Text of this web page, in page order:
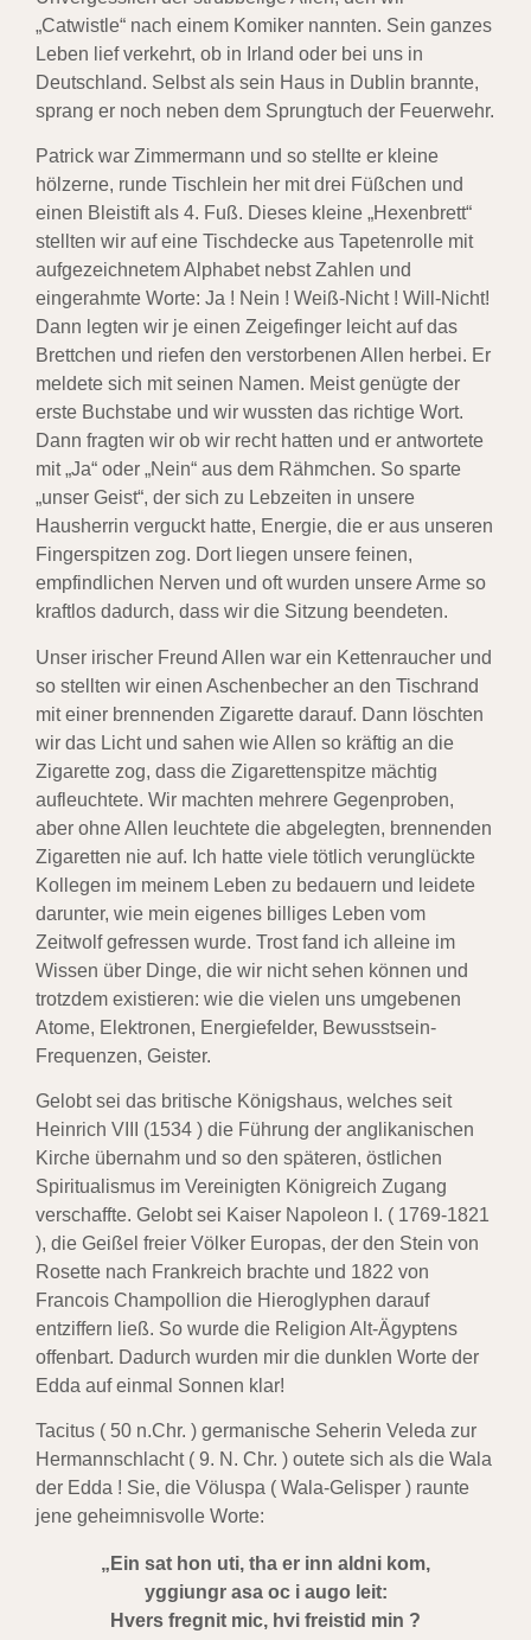
„Catwistle“ nach einem Komiker nannten. Sein ganzes
Leben lief verkehrt, ob in Irland oder bei uns in
Deutschland. Selbst als sein Haus in Dublin brannte,
sprang er noch neben dem Sprungtuch der Feuerwehr.
Patrick war Zimmermann und so stellte er kleine
hölzerne, runde Tischlein her mit drei Füßchen und
einen Bleistift als 4. Fuß. Dieses kleine „Hexenbrett“
stellten wir auf eine Tischdecke aus Tapetenrolle mit
aufgezeichnetem Alphabet nebst Zahlen und
eingerahmte Worte: Ja ! Nein ! Weiß-Nicht ! Will-Nicht!
Dann legten wir je einen Zeigefinger leicht auf das
Brettchen und riefen den verstorbenen Allen herbei. Er
meldete sich mit seinen Namen. Meist genügte der
erste Buchstabe und wir wussten das richtige Wort.
Dann fragten wir ob wir recht hatten und er antwortete
mit „Ja“ oder „Nein“ aus dem Rähmchen. So sparte
„unser Geist“, der sich zu Lebzeiten in unsere
Hausherrin verguckt hatte, Energie, die er aus unseren
Fingerspitzen zog. Dort liegen unsere feinen,
empfindlichen Nerven und oft wurden unsere Arme so
kraftlos dadurch, dass wir die Sitzung beendeten.
Unser irischer Freund Allen war ein Kettenraucher und
so stellten wir einen Aschenbecher an den Tischrand
mit einer brennenden Zigarette darauf. Dann löschten
wir das Licht und sahen wie Allen so kräftig an die
Zigarette zog, dass die Zigarettenspitze mächtig
aufleuchtete. Wir machten mehrere Gegenproben,
aber ohne Allen leuchtete die abgelegten, brennenden
Zigaretten nie auf. Ich hatte viele tötlich verunglückte
Kollegen im meinem Leben zu bedauern und leidete
darunter, wie mein eigenes billiges Leben vom
Zeitwolf gefressen wurde. Trost fand ich alleine im
Wissen über Dinge, die wir nicht sehen können und
trotzdem existieren: wie die vielen uns umgebenen
Atome, Elektronen, Energiefelder, Bewusstsein-
Frequenzen, Geister.
Gelobt sei das britische Königshaus, welches seit
Heinrich VIII (1534 ) die Führung der anglikanischen
Kirche übernahm und so den späteren, östlichen
Spiritualismus im Vereinigten Königreich Zugang
verschaffte. Gelobt sei Kaiser Napoleon I. ( 1769-1821
), die Geißel freier Völker Europas, der den Stein von
Rosette nach Frankreich brachte und 1822 von
Francois Champollion die Hieroglyphen darauf
entziffern ließ. So wurde die Religion Alt-Ägyptens
offenbart. Dadurch wurden mir die dunklen Worte der
Edda auf einmal Sonnen klar!
Tacitus ( 50 n.Chr. ) germanische Seherin Veleda zur
Hermannschlacht ( 9. N. Chr. ) outete sich als die Wala
der Edda ! Sie, die Völuspa ( Wala-Gelisper ) raunte
jene geheimnisvolle Worte:
„Ein sat hon uti, tha er inn aldni kom,
yggiungr asa oc i augo leit:
Hvers fregnit mic, hvi freistid min ?